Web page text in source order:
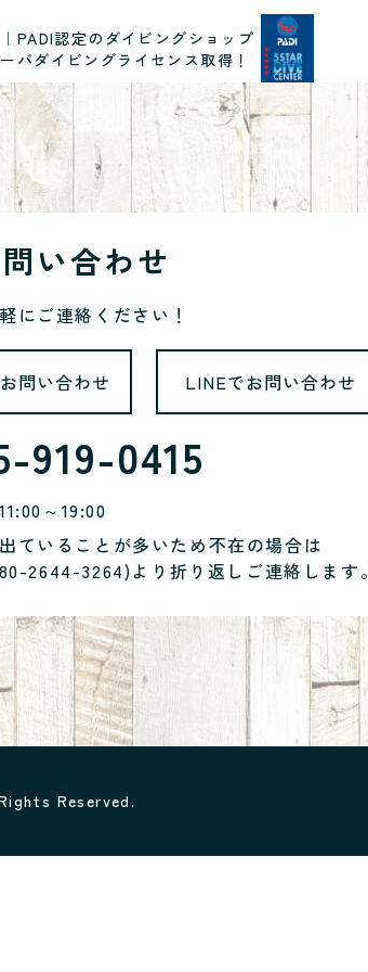
PADI認定のダイビングショップ
バダイビングライセンス取得！
い合わせ
にご連絡ください！
問い合わせ LINEでお問い合わせ
919-0415
11:00～19:00
ていることが多いため不在の場合は
2644-3264)より折り返しご連絡します。
Reserved.